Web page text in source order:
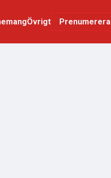
Övrigt Prenumerera